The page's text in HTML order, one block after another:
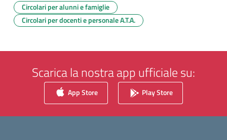
Circolari per alunni e famiglie
Circolari per docenti e personale A.T.A.
Scarica la nostra app ufficiale su:
App Store Play Store